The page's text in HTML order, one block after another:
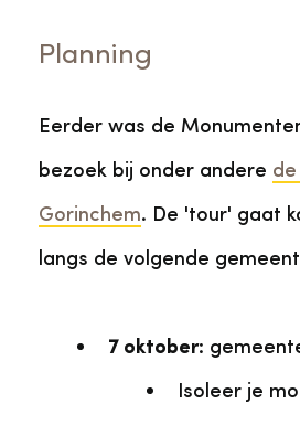
Planning
Eerder was de
bezoek bij onder andere
Gorinchem. De 'tour' gaat
langs de volgende
7 oktober:
Isoleer je